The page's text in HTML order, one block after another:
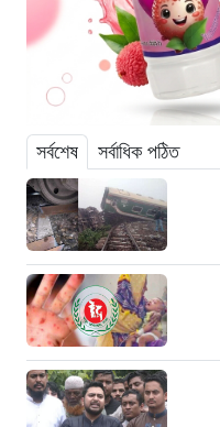
সর্বশেষ সর্বাধিক পঠিত